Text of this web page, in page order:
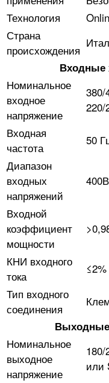
Технология
Страна
происхождения
Входные
Номинальное
входное
напряжение
220/
Входная
частота
50
Диапазон
входных
напряжений
Входной
коэффициент
мощности
КНИ входного
тока
≤2%
Тип входного
соединения
Выходные
Номинальное
выходное
напряжение
или